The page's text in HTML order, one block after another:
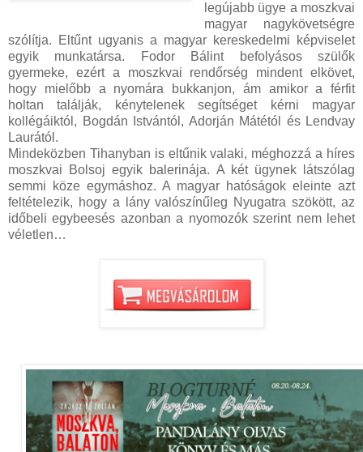
legújabb ügye a moszkvai
magyar nagykövetségre
szólítja. Eltűnt ugyanis a magyar kereskedelmi képviselet
egyik munkatársa. Fodor Bálint befolyásos szülők
gyermeke, ezért a moszkvai rendőrség mindent elkövet,
hogy mielőbb a nyomára bukkanjon, ám amikor a férfit
holtan találják, kénytelenek segítséget kérni magyar
kollégáiktól, Bogdán Istvántól, Adorján Mátétól és Lendvay
Laurától.
Mindeközben Tihanyban is eltűnik valaki, méghozzá a híres
moszkvai Bolsoj egyik balerinája. A két ügynek látszólag
semmi köze egymáshoz. A magyar hatóságok eleinte azt
feltételezik, hogy a lány valószínűleg Nyugatra szökött, az
időbeli egybeesés azonban a nyomozók szerint nem lehet
véletlen…